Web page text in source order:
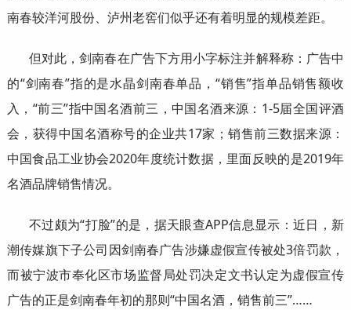
南春较洋河股份、泸州老窖们似乎还有着明显的规模差距。
但对此，剑南春在广告下方用小字标注并解释称：广告中
的“剑南春”指的是水晶剑南春单品，“销售”指单品销售额收
入，“前三”指中国名酒前三，中国名酒来源：1-5届全国评酒
会，获得中国名酒称号的企业共17家；销售前三数据来源：
中国食品工业协会2020年度统计数据，里面反映的是2019年
名酒品牌销售情况。
不过颇为“打脸”的是，据天眼查APP信息显示：近日，新
潮传媒旗下子公司因剑南春广告涉嫌虚假宣传被处3倍罚款，
而被宁波市奉化区市场监督局处罚决定文书认定为虚假宣传
广告的正是剑南春年初的那则“中国名酒，销售前三”……